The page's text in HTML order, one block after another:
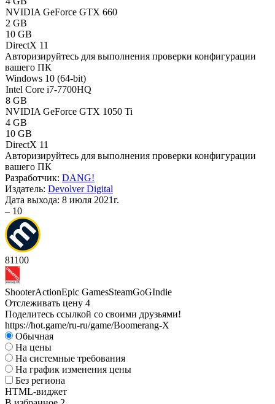
NVIDIA GeForce GTX 660
2 GB
10 GB
DirectX 11
Авторизируйтесь для выполнения проверки конфигурации
вашего ПК
Windows 10 (64-bit)
Intel Core i7-7700HQ
8 GB
NVIDIA GeForce GTX 1050 Ti
4 GB
10 GB
DirectX 11
Авторизируйтесь для выполнения проверки конфигурации
вашего ПК
Разработчик: DANG!
Издатель: Devolver Digital
Дата выхода: 8 июля 2021г.
– 10
81100
ShooterActionEpic GamesSteamGoGIndie
Отслеживать цену 4
Поделитесь ссылкой со своими друзьями!
https://hot.game/ru-ru/game/Boomerang-X
Обычная
На цены
На системные требования
На график изменения цены
Без региона
HTML-виджет